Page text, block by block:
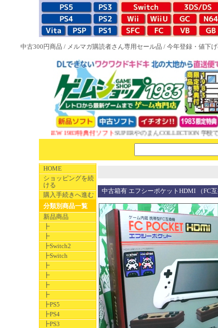
中古300円商品 / メルマガ購読者さん専用セール品 / 今年登録・値下
NEW 1983特典付ソフトSUPERやのまんCOLLECTION 学校であ
HOME
ショッピングを続
ける
購入手続きへ進む
分類別商品一覧
新品商品
┣
┣
┣Switch2
┣Switch
┣
┣
┣
┣
┣PS5
┣PS4
┣PS3
中古箱有 エフシーポケットHDMI （FC